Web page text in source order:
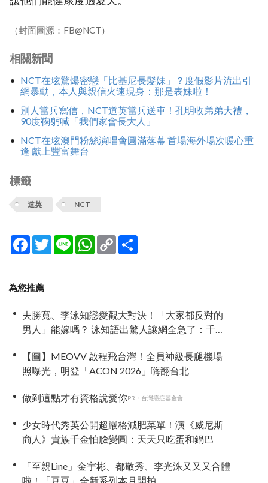
（封面圖源：FB@NCT）
相關新聞
NCT在玹驚爆密戀「比基尼長髮妹」？度假影片流出引
網暴動，本人與親信火速現身：那是表妹啦！
別人當兵寫信，NCT道英當兵送車！孔明收弟弟大禮，
90度鞠躬喊「我們家會長大人」
NCT在玹澳門粉絲演唱會圓滿落幕 首場海外場次暖心重
逢 獻上豐富舞台
標籤
道英 NCT
Facebook
TwitterLine WhatsApp
Copy
Link
為您推薦
夫勝寬、李泳知戀愛觀大對決！「大家都反對的
男人」能嫁嗎？ 泳知語出驚人讓網全急了：千萬
【圖】MEOVV 啟程飛台灣！全員神級長腿機場
照曝光，明登「ACON 2026」嗨翻台北
做到這點才有資格說愛你PR・台灣癌症基金會
少女時代秀英公開超嚴格減肥菜單！演《威尼斯
商人》貴族千金怕臉變圓：天天只吃蛋和鍋巴
「至親Line」金宇彬、都敬秀、李光洙又又又合體
啦！「豆豆」全新系列本月開拍